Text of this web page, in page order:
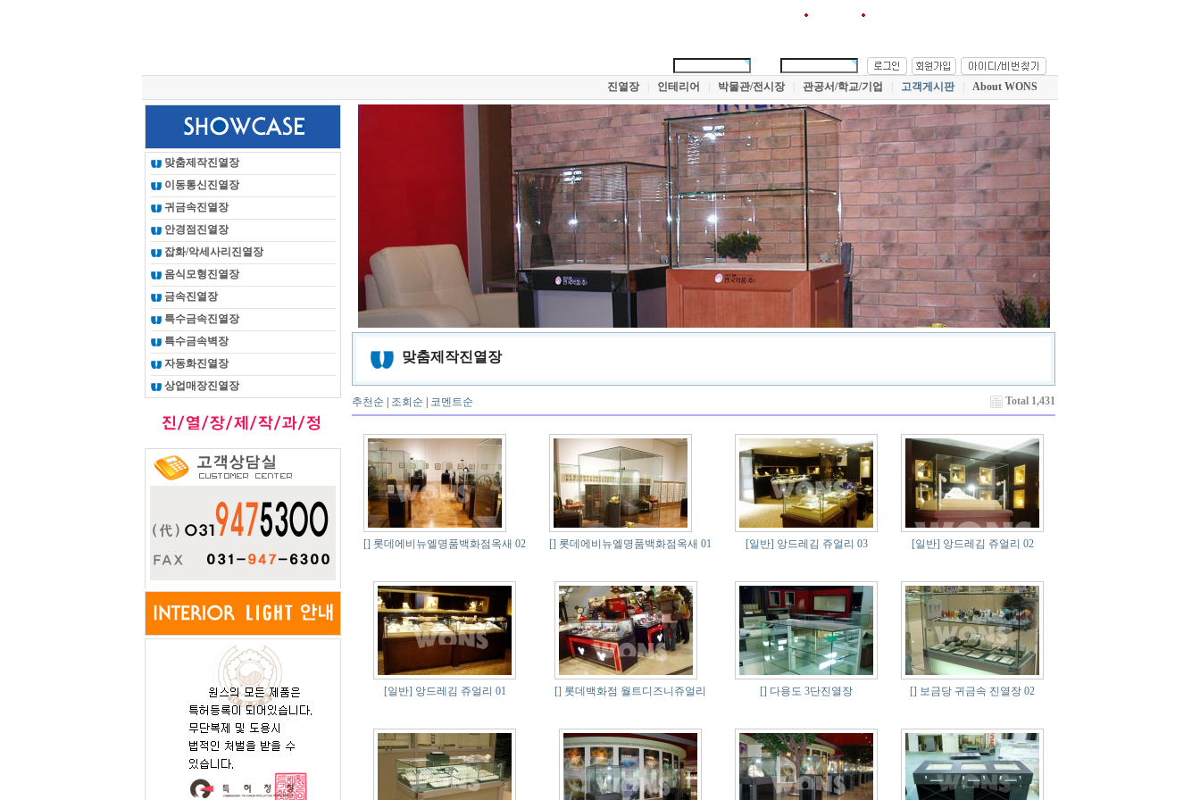
진열장 인테리어 박물관/전시장 관공서/학교/기업 고객게시판 About WONS
맞춤제작진열장
이동통신진열장
귀금속진열장
안경점진열장
잡화/악세사리진열장
음식모형진열장
금속진열장
특수금속진열장
특수금속벽장
자동화진열장
상업매장진열장
맞춤제작진열장
추천순 조회순 코멘트순 Total 1,431
[] 롯데에비뉴엘명품백화점옥새 02 [] 롯데에비뉴엘명품백화점옥새 01 [일반] 앙드레김 쥬얼리 03 [일반] 앙드레김 쥬얼리 02
[일반] 앙드레김 쥬얼리 01 [] 롯데백화점 월트디즈니쥬얼리 [] 다용도 3단진열장 [] 보금당 귀금속 진열장 02